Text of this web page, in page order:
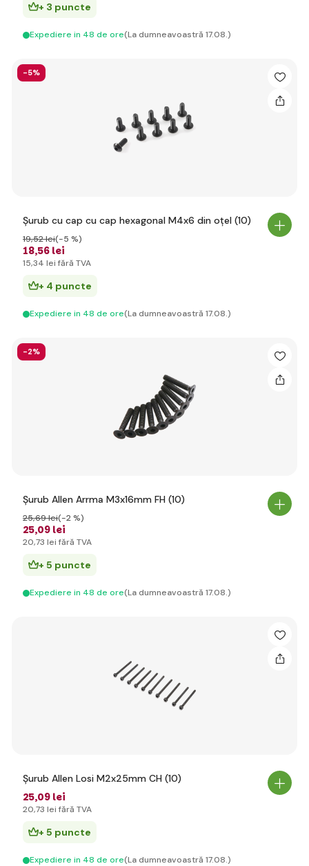
+ 3 puncte
Expediere in 48 de ore(La dumneavoastră 17.08.)
-5%
Șurub cu cap cu cap hexagonal M4x6 din oțel (10)
18,56 lei
19,52 lei(-5 %)
15,34 lei fără TVA
+ 4 puncte
Expediere in 48 de ore(La dumneavoastră 17.08.)
-2%
Șurub Allen Arrma M3x16mm FH (10)
25,09 lei
25,69 lei(-2 %)
20,73 lei fără TVA
+ 5 puncte
Expediere in 48 de ore(La dumneavoastră 17.08.)
Șurub Allen Losi M2x25mm CH (10)
25,09 lei
20,73 lei fără TVA
+ 5 puncte
Expediere in 48 de ore(La dumneavoastră 17.08.)